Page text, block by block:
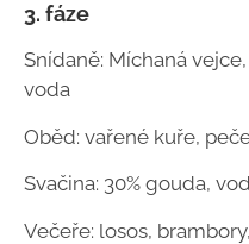
3. fáze
Snídaně: Míchaná
voda
Oběd: vařené kuře,
Svačina: 30% gouda,
Večeře: losos,